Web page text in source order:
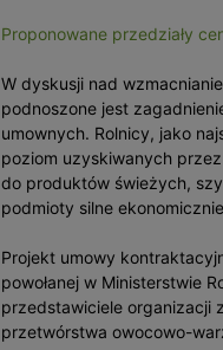
Proponowane przedziały
W dyskusji nad
podnoszone jest
umownych. Rolnicy, jako
poziom uzyskiwanych
do produktów świeżych,
podmioty silne
Projekt umowy
powołanej w Ministerstwie
przedstawiciele organizacji
przetwórstwa owocowo-